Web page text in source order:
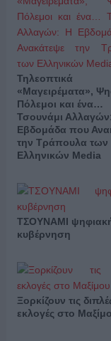
Τηλεοπτικά
«Μαγειρέματα»,
Πόλεμοι και ένα…
Τσουνάμι
Εβδομάδα που
την Τράπουλα των
Ελληνικών Media
ΤΣΟΥΝΑΜΙ
κυβέρνηση
Ξορκίζουν τις
εκλογές στο